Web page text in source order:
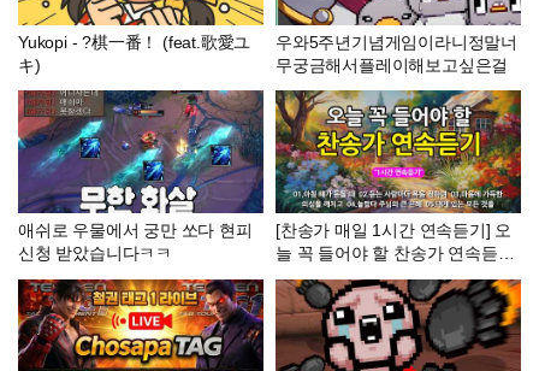
Yukopi - ?棋一番！ (feat.歌愛ユ
キ)
우와5주년기념게임이라니정말너
무궁금해서플레이해보고싶은걸
애쉬로 우물에서 궁만 쏘다 현피
신청 받았습니다ㅋㅋ
[찬송가 매일 1시간 연속듣기] 오
늘 꼭 들어야 할 찬송가 연속듣기
_광고없는찬송가, 찬송가베스트,
찬송, 찬송가 연속 듣기, 은혜찬
송, 찬송가, 찬송가 연속 듣기 광
고없음